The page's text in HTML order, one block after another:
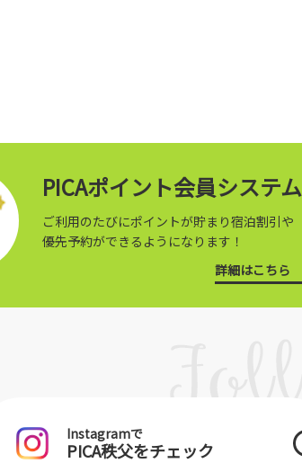
PICAポイント会員システム
ご利用のたびにポイントが貯まり宿泊割引や
優先予約ができるようになります！
詳細はこちら
Instagramで
PICA秩父をチェック